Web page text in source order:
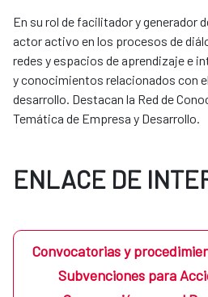
En su rol de facilitador y generador
actor activo en los procesos de
redes y espacios de aprendizaje e
y conocimientos relacionados con
desarrollo. Destacan la Red de
Temática de Empresa y Desarrollo.
ENLACE DE
Convocatorias y
Subvenciones para